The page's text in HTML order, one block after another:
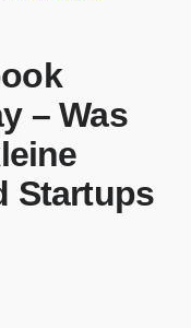
– Was
Startups